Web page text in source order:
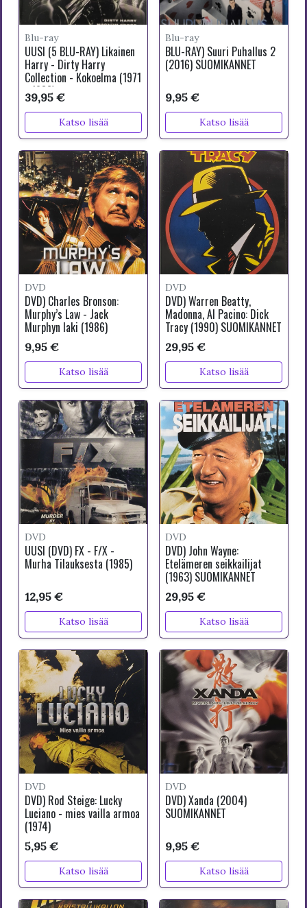
Blu-ray
UUSI (5 BLU-RAY) Likainen
Harry - Dirty Harry
Collection - Kokoelma (1971
- 1988)
39,95 €
Katso lisää
Blu-ray
BLU-RAY) Suuri Puhallus 2
(2016) SUOMIKANNET
9,95 €
Katso lisää
DVD
DVD) Charles Bronson:
Murphy’s Law - Jack
Murphyn laki (1986)
9,95 €
Katso lisää
DVD
DVD) Warren Beatty,
Madonna, Al Pacino: Dick
Tracy (1990) SUOMIKANNET
29,95 €
Katso lisää
DVD
UUSI (DVD) FX - F/X -
Murha Tilauksesta (1985)
12,95 €
Katso lisää
DVD
DVD) John Wayne:
Etelämeren seikkailijat
(1963) SUOMIKANNET
29,95 €
Katso lisää
DVD
DVD) Rod Steige: Lucky
Luciano - mies vailla armoa
(1974)
5,95 €
Katso lisää
DVD
DVD) Xanda (2004)
SUOMIKANNET
9,95 €
Katso lisää